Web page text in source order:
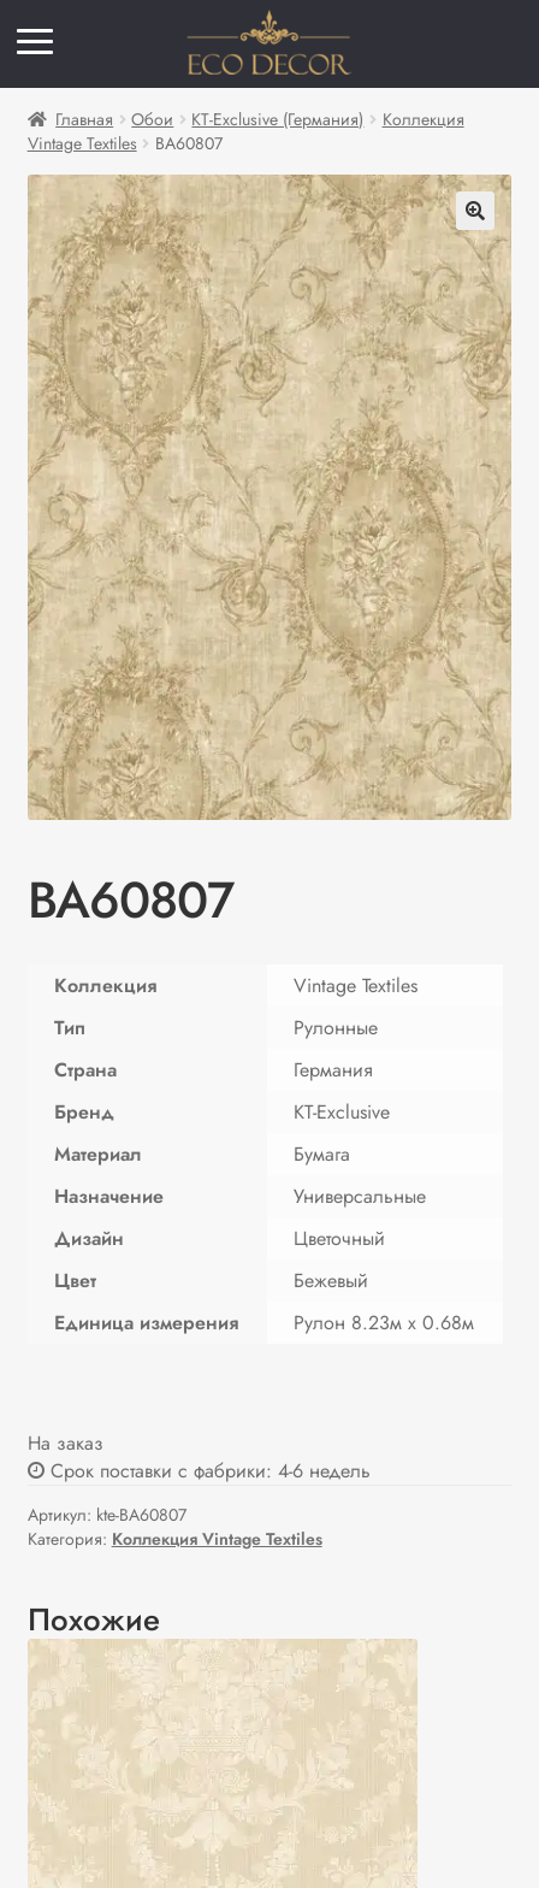
Главная Обои KT-Exclusive (Германия)
Коллекция
Vintage Textiles
BA60807
На заказ
Срок поставки с фабрики: 4-6 недель
Артикул: kte-BA60807
Категория: Коллекция Vintage Textiles
BA60807
Коллекция
Vintage Textiles
Тип
Рулонные
Страна
Германия
Бренд
KT-Exclusive
Материал
Бумага
Назначение
Универсальные
Дизайн
Цветочный
Цвет
Бежевый
Единица измерения
Рулон 8.23м х 0.68м
Похожие